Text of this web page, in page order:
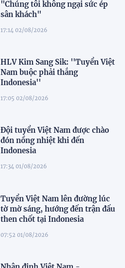
"Chúng tôi không ngại sức ép
sân khách"
17:14 02/08/2026
HLV Kim Sang Sik: ''Tuyển Việt
Nam buộc phải thắng
Indonesia''
17:05 02/08/2026
Đội tuyển Việt Nam được chào
đón nồng nhiệt khi đến
Indonesia
17:34 01/08/2026
Tuyển Việt Nam lên đường lúc
tờ mờ sáng, hướng đến trận đấu
then chốt tại Indonesia
07:52 01/08/2026